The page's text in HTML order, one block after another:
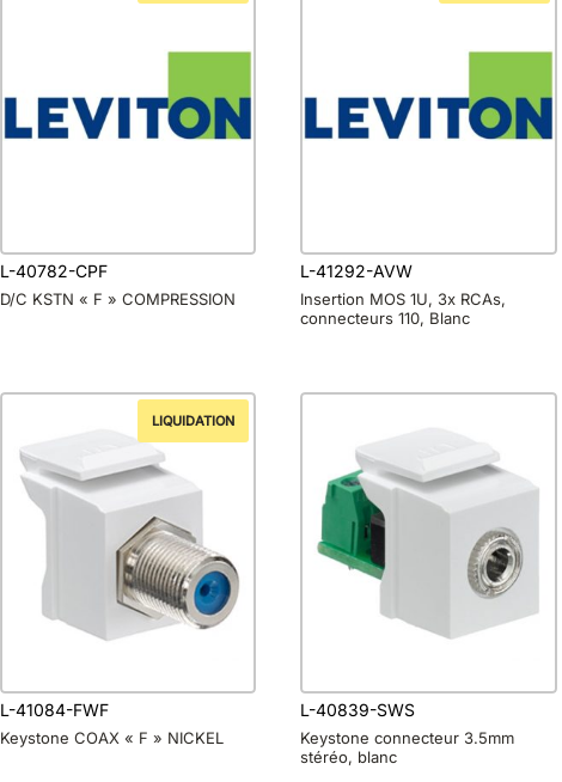
L-40782-CPF
D/C KSTN « F » COMPRESSION
L-41292-AVW
Insertion MOS 1U, 3x RCAs,
connecteurs 110, Blanc
LIQUIDATION
L-41084-FWF
Keystone COAX « F » NICKEL
L-40839-SWS
Keystone connecteur 3.5mm
stéréo, blanc